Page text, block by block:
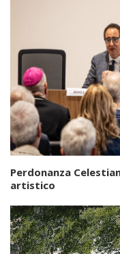
Perdonanza
artistico